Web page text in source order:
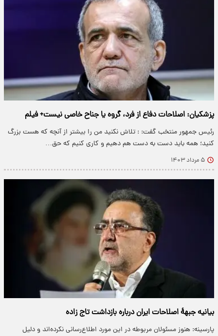
پزشکیان: اصلاحات دفاع از فرد، گروه یا جناح خاصی نیست+ فیلم
رئیس جمهور منتخب گفت: : تلاش نکنید من را بیشتر از آنچه که هست بزرگ
کنید؛ همه باید دست به دست هم دهیم و کاری کنیم که حق…
۵ مرداد ۱۴۰۳
بیانیه جبههٔ اصلاحات ایران درباره بازداشت تاج زاده
پارسینه: هنوز مسئولان مربوطه در این مورد اطلاع‌رسانی نکرده‌اند و دلیل